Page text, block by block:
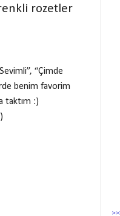
rozetler
“Çimde
benim favorim
taktım :)